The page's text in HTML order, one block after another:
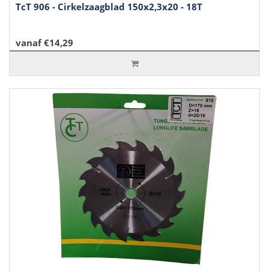
TcT 906 - Cirkelzaagblad 150x2,3x20 - 18T
vanaf €14,29